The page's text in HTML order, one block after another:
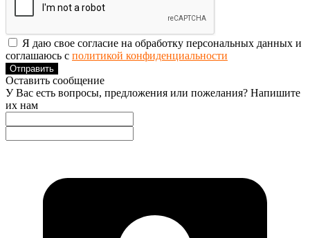
Я даю свое согласие на обработку персональных данных и
соглашаюсь с политикой конфиденциальности
Отправить
Оставить сообщение
У Вас есть вопросы, предложения или пожелания? Напишите
их нам